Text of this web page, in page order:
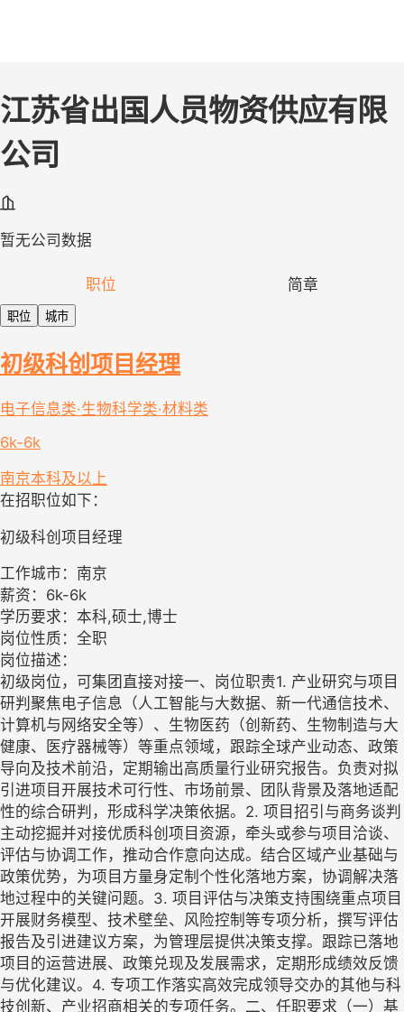
江苏省出国人员物资供应有限
公司
暂无公司数据
职位 简章
职位 城市
初级科创项目经理
电子信息类·生物科学类·材料类
6k-6k
南京本科及以上
在招职位如下：
初级科创项目经理
工作城市：南京
薪资：6k-6k
学历要求：本科,硕士,博士
岗位性质：全职
岗位描述：
初级岗位，可集团直接对接一、岗位职责1. 产业研究与项目
研判聚焦电子信息（人工智能与大数据、新一代通信技术、
计算机与网络安全等）、生物医药（创新药、生物制造与大
健康、医疗器械等）等重点领域，跟踪全球产业动态、政策
导向及技术前沿，定期输出高质量行业研究报告。负责对拟
引进项目开展技术可行性、市场前景、团队背景及落地适配
性的综合研判，形成科学决策依据。2. 项目招引与商务谈判
主动挖掘并对接优质科创项目资源，牵头或参与项目洽谈、
评估与协调工作，推动合作意向达成。结合区域产业基础与
政策优势，为项目方量身定制个性化落地方案，协调解决落
地过程中的关键问题。3. 项目评估与决策支持围绕重点项目
开展财务模型、技术壁垒、风险控制等专项分析，撰写评估
报告及引进建议方案，为管理层提供决策支撑。跟踪已落地
项目的运营进展、政策兑现及发展需求，定期形成绩效反馈
与优化建议。4. 专项工作落实高效完成领导交办的其他与科
技创新、产业招商相关的专项任务。二、任职要求（一）基